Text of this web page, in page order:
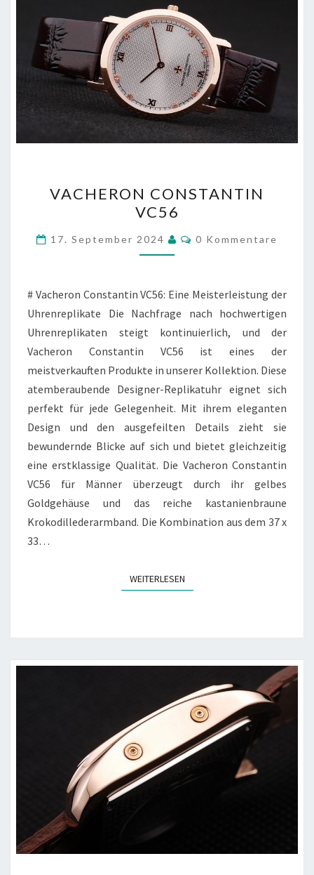
CONSTANTIN
VC56
VACHERON CONSTANTIN
VC56
17. September 2024 Kommentare
0 Kommentare
# Vacheron Constantin VC56: Eine Meisterleistung der
Uhrenreplikate Die Nachfrage nach hochwertigen
Uhrenreplikaten steigt kontinuierlich, und der
Vacheron Constantin VC56 ist eines der
meistverkauften Produkte in unserer Kollektion. Diese
atemberaubende Designer-Replikatuhr eignet sich
perfekt für jede Gelegenheit. Mit ihrem eleganten
Design und den ausgefeilten Details zieht sie
bewundernde Blicke auf sich und bietet gleichzeitig
eine erstklassige Qualität. Die Vacheron Constantin
VC56 für Männer überzeugt durch ihr gelbes
Goldgehäuse und das reiche kastanienbraune
Krokodillederarmband. Die Kombination aus dem 37 x
33…
WEITERLESENWEITERLESEN